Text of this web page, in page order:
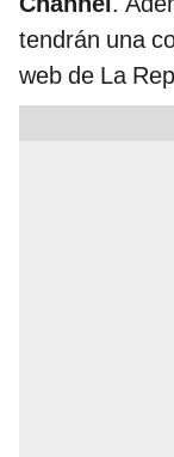
tendrán una
web de La